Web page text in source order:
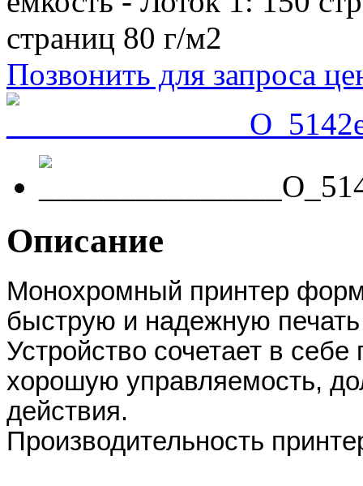
страниц 80 г/м2
Позвонить для запроса
Описание
Монохромный принтер
быструю и надежную
Устройство сочетает в
хорошую управляемость,
действия.
Производительность